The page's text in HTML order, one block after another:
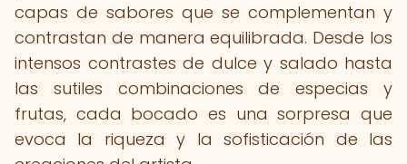
capas de sabores que se complementan y
contrastan de manera equilibrada. Desde los
intensos contrastes de dulce y salado hasta
las sutiles combinaciones de especias y
frutas, cada bocado es una sorpresa que
evoca la riqueza y la sofisticación de las